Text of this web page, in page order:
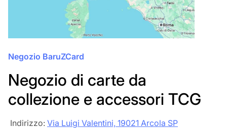
Negozio BaruZCard
Negozio di carte da
collezione e accessori TCG
‎‎ Indirizzo: Via Luigi Valentini, 19021 Arcola SP